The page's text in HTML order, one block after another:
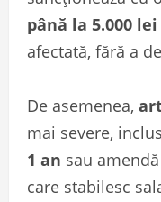
până la 5.000 lei
afectată, fără a
De asemenea,
mai severe,
1 an sau
care stabilesc